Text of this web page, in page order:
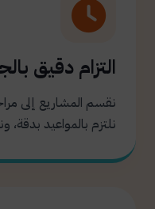
التزام دقيق
نقسم المشاريع إلى
نلتزم بالمواعيد